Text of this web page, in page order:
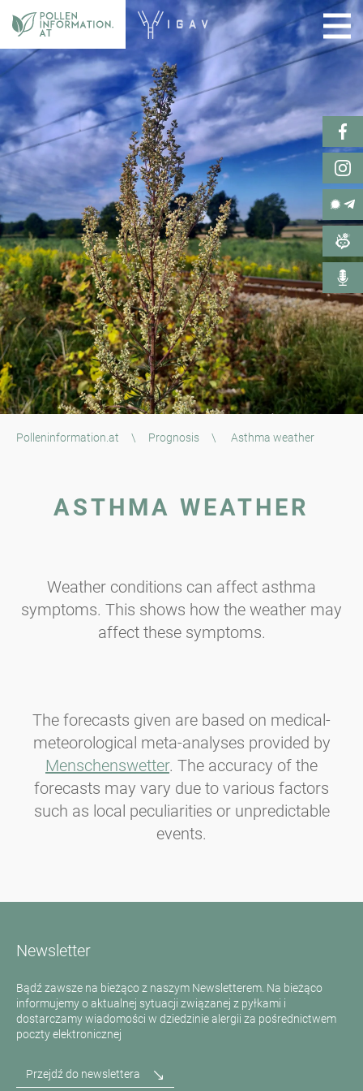
Polleninformation.at \ Prognosis \ Asthma weather
ASTHMA WEATHER
Weather conditions can affect asthma
symptoms. This shows how the weather may
affect these symptoms.
The forecasts given are based on medical-
meteorological meta-analyses provided by
Menschenswetter. The accuracy of the
forecasts may vary due to various factors
such as local peculiarities or unpredictable
events.
Newsletter
Bądź zawsze na bieżąco z naszym Newsletterem. Na bieżąco
informujemy o aktualnej sytuacji związanej z pyłkami i
dostarczamy wiadomości w dziedzinie alergii za pośrednictwem
poczty elektronicznej
Przejdź do newslettera